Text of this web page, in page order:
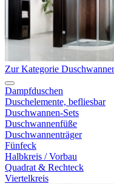
Zur Kategorie
Dampfduschen
Duschelemente, befliesbar
Duschwannen-Sets
Duschwannenfüße
Duschwannenträger
Fünfeck
Halbkreis / Vorbau
Quadrat & Rechteck
Viertelkreis